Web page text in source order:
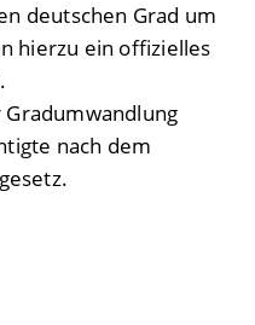
deutschen Grad um
hierzu ein offizielles
nach dem